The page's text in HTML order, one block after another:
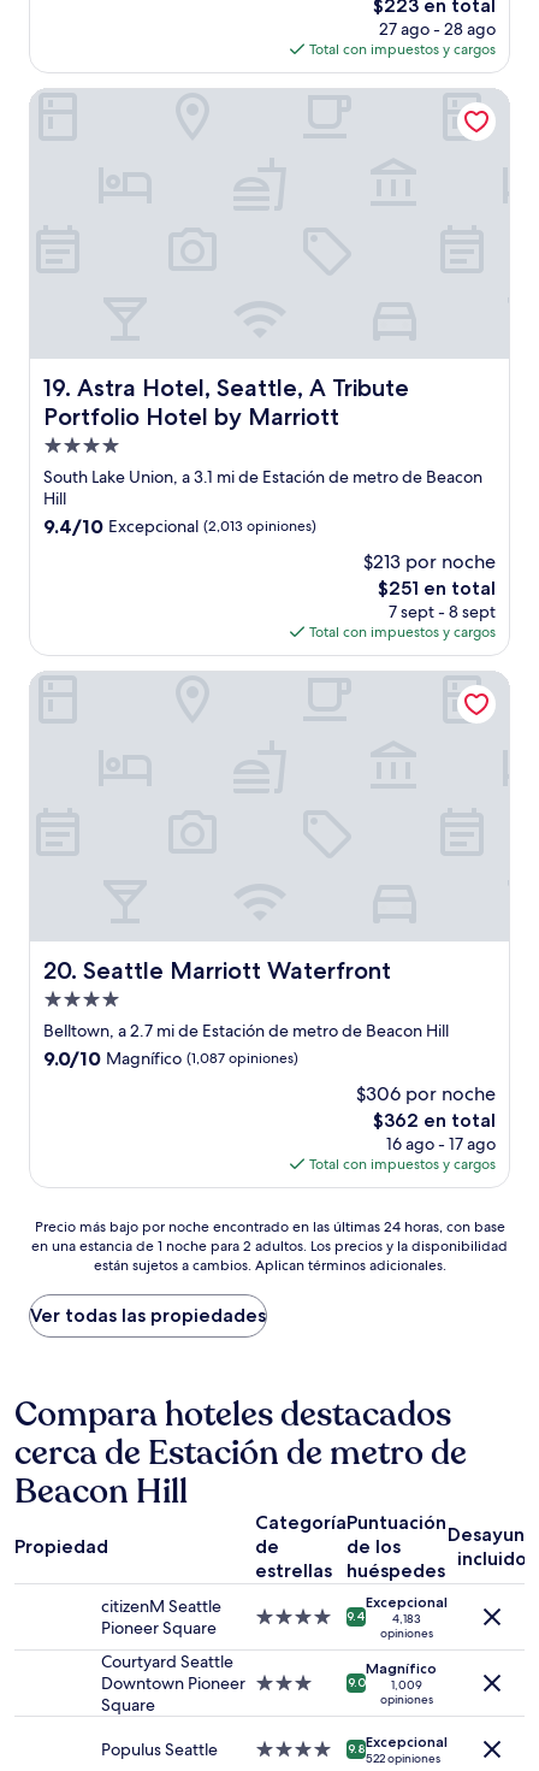
precio
actual
es
de
$223 en total
27 ago - 28 ago
Total con impuestos y cargos
19. Astra Hotel, Seattle, A Tribute
Portfolio Hotel by Marriott
Astra Hotel, Seattle, A Tribute Portfolio Hotel by
Propiedad
de
4.0
estrellas
South Lake Union, a 3.1 mi de Estación de metro de Beacon
Hill
9.4
9.4/10 Excepcional (2,013 opiniones)
$213 por noche
El
precio
actual
es
de
$251 en total
7 sept - 8 sept
Total con impuestos y cargos
Astra Hotel, Seattle, A Tribute Portfolio Hotel by Marriott
20. Seattle Marriott Waterfront
Seattle Marriott Waterfront
Propiedad
de
4.0
Belltown, a 2.7 mi de Estación de metro de Beacon Hill
9.0
9.0/10 Magnífico (1,087 opiniones)
$306 por noche
El
precio
actual
es
$362
$362 en total
16 ago - 17 ago
Total con impuestos y cargos
Seattle Marriott Waterfront
Precio
más
por
noche
encontrado
últimas
24
horas,
con
base
en
estancia
Precio más bajo por noche encontrado en las últimas 24 horas, con base
en una estancia de 1 noche para 2 adultos. Los precios y la disponibilidad
están sujetos a cambios. Aplican términos adicionales.
Ver todas las propiedades
Compara hoteles destacados
cerca de Estación de metro de
Beacon Hill
Propiedad
Categoría
de
estrellas
Puntuación
de los
huéspedes
Desayuno
incluido
citizenM Seattle
Pioneer Square
Propiedad
estrellas
9.4
Excepcional
4,183
opiniones
Courtyard Seattle
Downtown Pioneer
Square
Propiedad
estrellas
9.0
Magnífico
1,009
opiniones
Populus Seattle
Propiedad
9.8Excepcional
522 opiniones